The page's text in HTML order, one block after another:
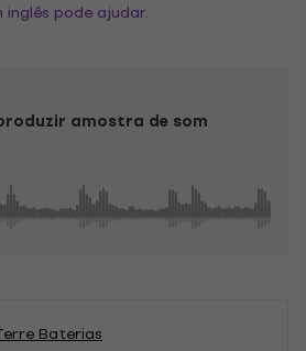
pode ajudar.
amostra de som
Baterias